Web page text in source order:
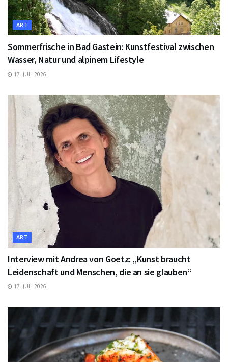
ART
Sommerfrische in Bad Gastein: Kunstfestival zwischen
Wasser, Natur und alpinem Lifestyle
17. JULI 2026
ART
Interview mit Andrea von Goetz: „Kunst braucht
Leidenschaft und Menschen, die an sie glauben“
17. JULI 2026